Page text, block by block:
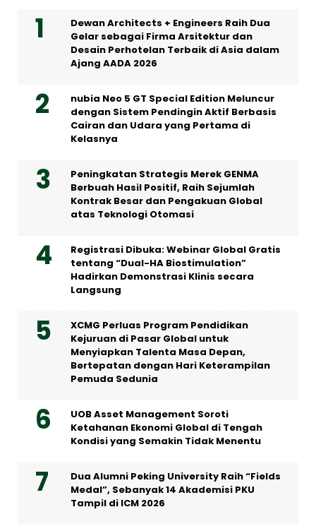
Dewan Architects + Engineers Raih Dua
Gelar sebagai Firma Arsitektur dan
Desain Perhotelan Terbaik di Asia dalam
Ajang AADA 2026
nubia Neo 5 GT Special Edition Meluncur
dengan Sistem Pendingin Aktif Berbasis
Cairan dan Udara yang Pertama di
Kelasnya
Peningkatan Strategis Merek GENMA
Berbuah Hasil Positif, Raih Sejumlah
Kontrak Besar dan Pengakuan Global
atas Teknologi Otomasi
Registrasi Dibuka: Webinar Global Gratis
tentang “Dual-HA Biostimulation”
Hadirkan Demonstrasi Klinis secara
Langsung
XCMG Perluas Program Pendidikan
Kejuruan di Pasar Global untuk
Menyiapkan Talenta Masa Depan,
Bertepatan dengan Hari Keterampilan
Pemuda Sedunia
UOB Asset Management Soroti
Ketahanan Ekonomi Global di Tengah
Kondisi yang Semakin Tidak Menentu
Dua Alumni Peking University Raih “Fields
Medal”, Sebanyak 14 Akademisi PKU
Tampil di ICM 2026